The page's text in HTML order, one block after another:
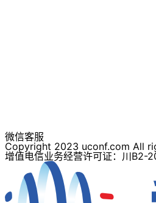
微信客服
Copyright 2023 uconf.com All
增值电信业务经营许可证：川B2-